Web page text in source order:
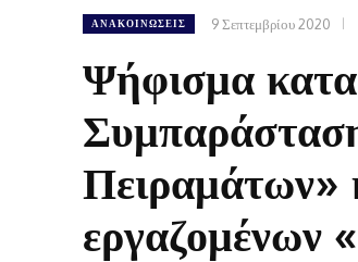
ΑΝΑΚΟΙΝΏΣΕΙΣ 9 Σεπτεμβρίου 2020
Ψήφισμα
Πειραμάτων»
εργαζομένων